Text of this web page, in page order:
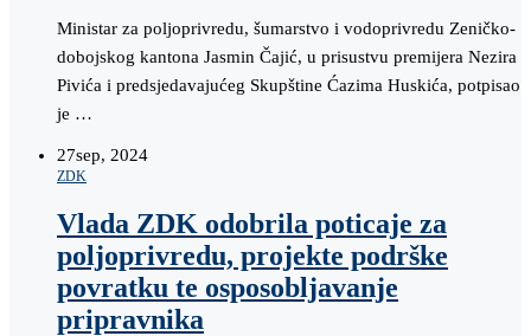
Ministar za poljoprivredu, šumarstvo i vodoprivredu Zeničko-
dobojskog kantona Jasmin Čajić, u prisustvu premijera Nezira
Pivića i predsjedavajućeg Skupštine Ćazima Huskića, potpisao
je …
27sep, 2024
ZDK
Vlada ZDK odobrila poticaje za
poljoprivredu, projekte podrške
povratku te osposobljavanje
pripravnika